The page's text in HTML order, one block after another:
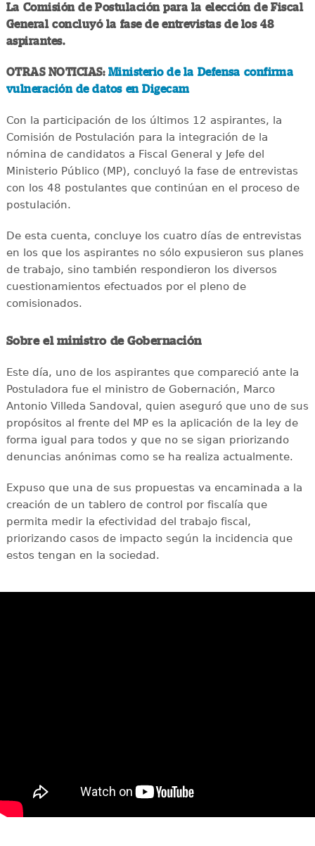
La Comisión de Postulación para la elección de Fiscal
General concluyó la fase de entrevistas de los 48
aspirantes.
OTRAS NOTICIAS: Ministerio de la Defensa confirma
vulneración de datos en Digecam
Con la participación de los últimos 12 aspirantes, la
Comisión de Postulación para la integración de la
nómina de candidatos a Fiscal General y Jefe del
Ministerio Público (MP), concluyó la fase de entrevistas
con los 48 postulantes que continúan en el proceso de
postulación.
De esta cuenta, concluye los cuatro días de entrevistas
en los que los aspirantes no sólo expusieron sus planes
de trabajo, sino también respondieron los diversos
cuestionamientos efectuados por el pleno de
comisionados.
Sobre el ministro de Gobernación
Este día, uno de los aspirantes que compareció ante la
Postuladora fue el ministro de Gobernación, Marco
Antonio Villeda Sandoval, quien aseguró que uno de sus
propósitos al frente del MP es la aplicación de la ley de
forma igual para todos y que no se sigan priorizando
denuncias anónimas como se ha realiza actualmente.
Expuso que una de sus propuestas va encaminada a la
creación de un tablero de control por fiscalía que
permita medir la efectividad del trabajo fiscal,
priorizando casos de impacto según la incidencia que
estos tengan en la sociedad.